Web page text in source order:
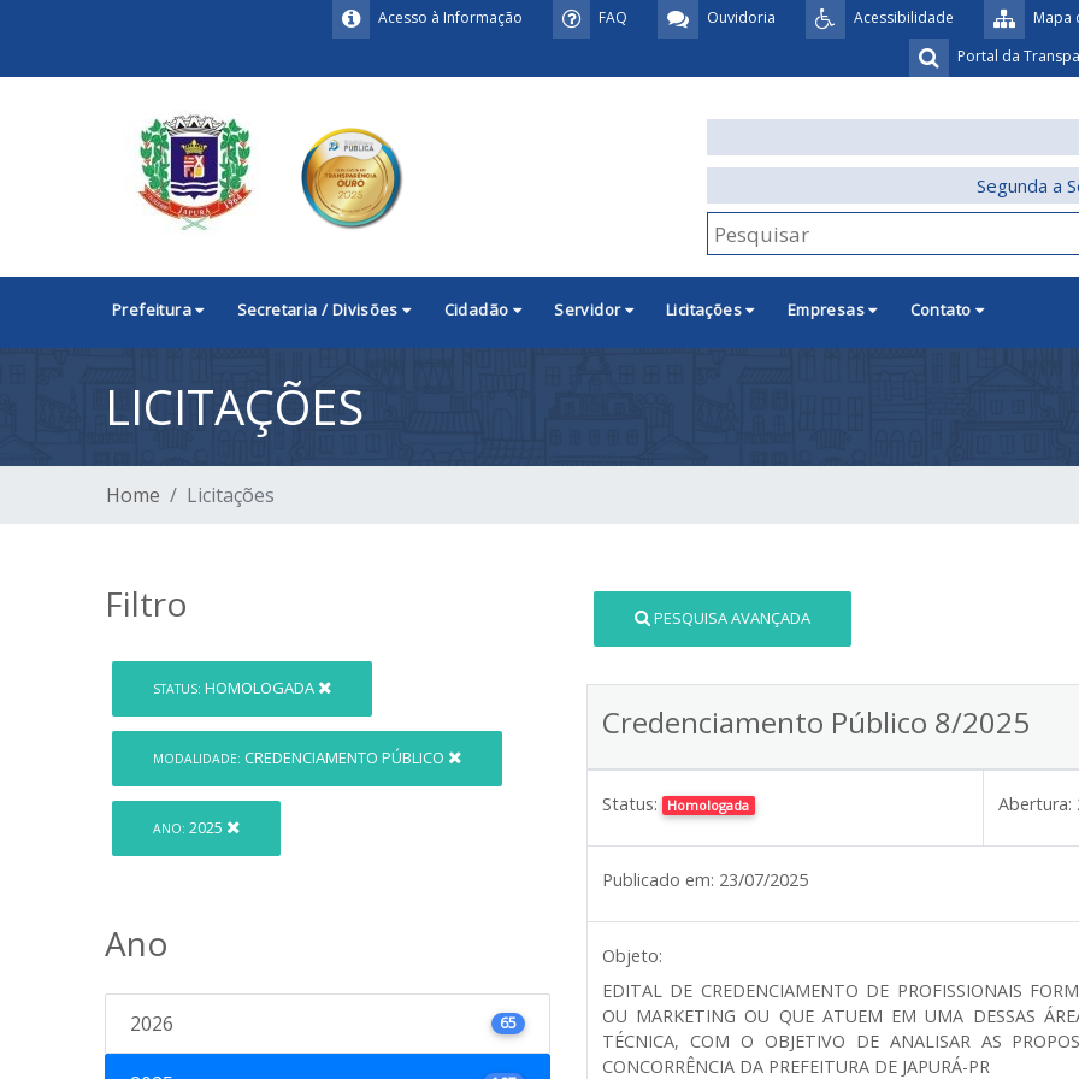
Mapa
Acessibilidade
Ouvidoria
FAQ
Acesso à Informação
Portal da
Segunda a
Prefeitura Secretaria / Divisões Cidadão Servidor Licitações Empresas Contato
LICITAÇÕES
Home Licitações
Filtro
STATUS: HOMOLOGADA
MODALIDADE: CREDENCIAMENTO PÚBLICO
ANO: 2025
Ano
2026 65
PESQUISA AVANÇADA
Credenciamento Público 8/2025
Status: Homologada Abertura:
Publicado em: 23/07/2025
Objeto:
EDITAL DE CREDENCIAMENTO DE PROFISSIONAIS
OU MARKETING OU QUE ATUEM EM UMA DESSAS
TÉCNICA, COM O OBJETIVO DE ANALISAR AS
CONCORRÊNCIA DA PREFEITURA DE JAPURÁ-PR